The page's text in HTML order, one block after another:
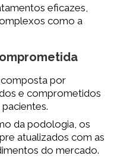
eficazes,
como a
composta por
e comprometidos
da podologia, os
atualizados com as
do mercado.